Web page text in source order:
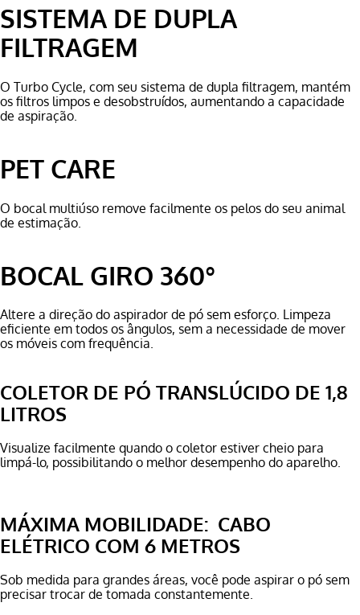
SISTEMA DE DUPLA
FILTRAGEM
O Turbo Cycle, com seu sistema de dupla filtragem, mantém
os filtros limpos e desobstruídos, aumentando a capacidade
de aspiração.
PET CARE
O bocal multiúso remove facilmente os pelos do seu animal
de estimação.
BOCAL GIRO 360°
Altere a direção do aspirador de pó sem esforço. Limpeza
eficiente em todos os ângulos, sem a necessidade de mover
os móveis com frequência.
COLETOR DE PÓ TRANSLÚCIDO DE 1,8
LITROS
Visualize facilmente quando o coletor estiver cheio para
limpá-lo, possibilitando o melhor desempenho do aparelho.
MÁXIMA MOBILIDADE: CABO
ELÉTRICO COM 6 METROS
Sob medida para grandes áreas, você pode aspirar o pó sem
precisar trocar de tomada constantemente.